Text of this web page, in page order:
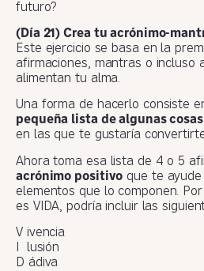
futuro?
(Día 21) Crea tu acrónimo-
Este ejercicio se basa en la
afirmaciones, mantras o incluso
alimentan tu alma.
Una forma de hacerlo consiste
pequeña lista de algunas
en las que te gustaría
Ahora toma esa lista de 4 o 5
acrónimo positivo que te
elementos que lo componen.
es VIDA, podría incluir las
V ivencia
I lusión
D ádiva